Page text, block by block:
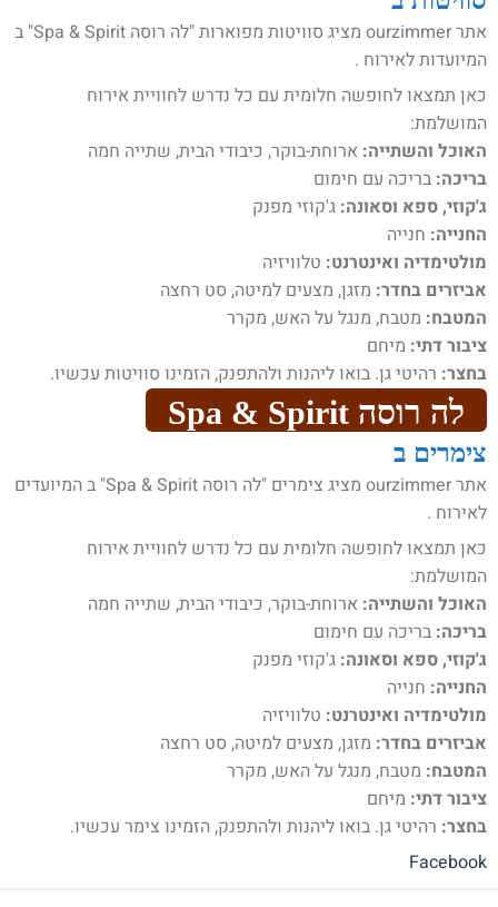
אתר ourzimmer מציג סוויטות מפוארות "לה רוסה Spa & Spirit" ב
המיועדות לאירוח .
כאן תמצאו לחופשה חלומית עם כל נדרש לחוויית אירוח
המושלמת:
האוכל והשתייה: ארוחת-בוקר, כיבודי הבית, שתייה חמה
בריכה: בריכה עם חימום
ג'קוזי, ספא וסאונה: ג'קוזי מפנק
החנייה: חנייה
מולטימדיה ואינטרנט: טלוויזיה
אביזרים בחדר: מזגן, מצעים למיטה, סט רחצה
המטבח: מטבח, מנגל על האש, מקרר
ציבור דתי: מיחם
בחצר: רהיטי גן. בואו ליהנות ולהתפנק, הזמינו סוויטות עכשיו.
לה רוסה Spa & Spirit
צימרים ב
אתר ourzimmer מציג צימרים "לה רוסה Spa & Spirit" ב המיועדים
לאירוח .
כאן תמצאו לחופשה חלומית עם כל נדרש לחוויית אירוח
המושלמת:
האוכל והשתייה: ארוחת-בוקר, כיבודי הבית, שתייה חמה
בריכה: בריכה עם חימום
ג'קוזי, ספא וסאונה: ג'קוזי מפנק
החנייה: חנייה
מולטימדיה ואינטרנט: טלוויזיה
אביזרים בחדר: מזגן, מצעים למיטה, סט רחצה
המטבח: מטבח, מנגל על האש, מקרר
ציבור דתי: מיחם
בחצר: רהיטי גן. בואו ליהנות ולהתפנק, הזמינו צימר עכשיו.
Facebook